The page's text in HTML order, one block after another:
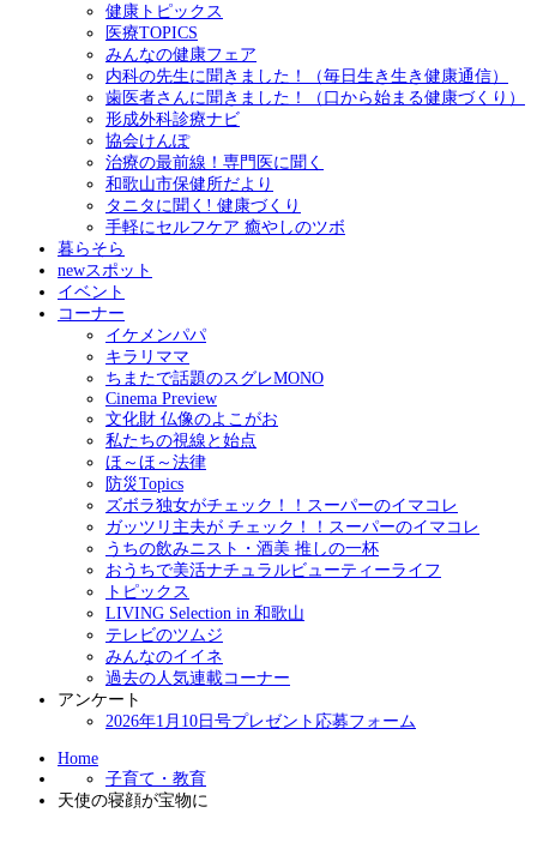
健康トピックス
医療TOPICS
みんなの健康フェア
内科の先生に聞きました！（毎日生き生き健康通信）
歯医者さんに聞きました！（口から始まる健康づくり）
形成外科診療ナビ
協会けんぽ
治療の最前線！専門医に聞く
和歌山市保健所だより
タニタに聞く! 健康づくり
手軽にセルフケア 癒やしのツボ
暮らそら
newスポット
イベント
コーナー
イケメンパパ
キラリママ
ちまたで話題のスグレMONO
Cinema Preview
文化財 仏像のよこがお
私たちの視線と始点
ほ～ほ～法律
防災Topics
ズボラ独女がチェック！！スーパーのイマコレ
ガッツリ主夫が チェック！！スーパーのイマコレ
うちの飲みニスト・酒美 推しの一杯
おうちで美活ナチュラルビューティーライフ
トピックス
LIVING Selection in 和歌山
テレビのツムジ
みんなのイイネ
過去の人気連載コーナー
アンケート
2026年1月10日号プレゼント応募フォーム
Home
子育て・教育
天使の寝顔が宝物に